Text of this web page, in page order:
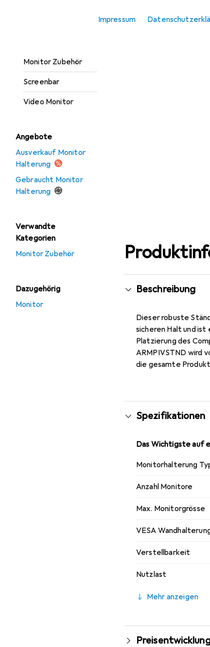
Impressum
Monitor Zubehör
Screenbar
Video Monitor
Angebote
Ausverkauf Monitor
Halterung
Gebraucht Monitor
Halterung
Verwandte
Kategorien
Monitor Zubehör
Dazugehörig
Monitor
Beschreibung
Dieser robuste
sicheren Halt und
Platzierung des
ARMPIVSTND wird
die gesamte
Spezifikationen
Das Wichtigste auf
Monitorhalterung
Anzahl Monitore
Max. Monitorgrösse
VESA
Verstellbarkeit
Nutzlast
Mehr anzeigen